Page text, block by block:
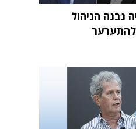
נבנה הניהול
להתערער